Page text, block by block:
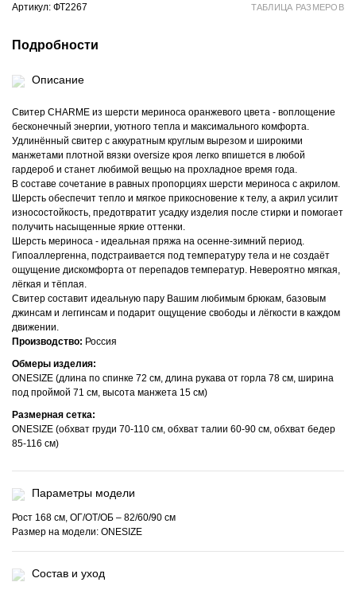
Артикул: ФТ2267 ТАБЛИЦА РАЗМЕРОВ
Подробности
Описание
Свитер CHARME из шерсти мериноса оранжевого цвета - воплощение
бесконечный энергии, уютного тепла и максимального комфорта.
Удлинённый свитер с аккуратным круглым вырезом и широкими
манжетами плотной вязки oversize кроя легко впишется в любой
гардероб и станет любимой вещью на прохладное время года.
В составе сочетание в равных пропорциях шерсти мериноса с акрилом.
Шерсть обеспечит тепло и мягкое прикосновение к телу, а акрил усилит
износостойкость, предотвратит усадку изделия после стирки и помогает
получить насыщенные яркие оттенки.
Шерсть мериноса - идеальная пряжа на осенне-зимний период.
Гипоаллергенна, подстраивается под температуру тела и не создаёт
ощущение дискомфорта от перепадов температур. Невероятно мягкая,
лёгкая и тёплая.
Свитер составит идеальную пару Вашим любимым брюкам, базовым
джинсам и леггинсам и подарит ощущение свободы и лёгкости в каждом
движении.
Производство: Россия
Обмеры изделия:
ONESIZE (длина по спинке 72 см, длина рукава от горла 78 см, ширина
под проймой 71 см, высота манжета 15 см)
Размерная сетка:
ONESIZE (обхват груди 70-110 см, обхват талии 60-90 см, обхват бедер
85-116 см)
Параметры модели
Рост 168 см, ОГ/ОТ/ОБ – 82/60/90 см
Размер на модели: ONESIZE
Состав и уход